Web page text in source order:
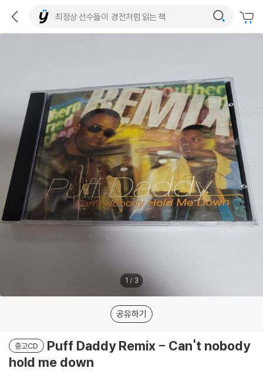
1 / 3
공유하기
중고CD
Puff Daddy Remix - Can't nobody
hold me down